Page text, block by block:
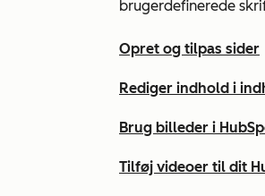
brugerdefinerede
Opret og tilpas sider
Rediger indhold i
Brug billeder i
Tilføj videoer til dit